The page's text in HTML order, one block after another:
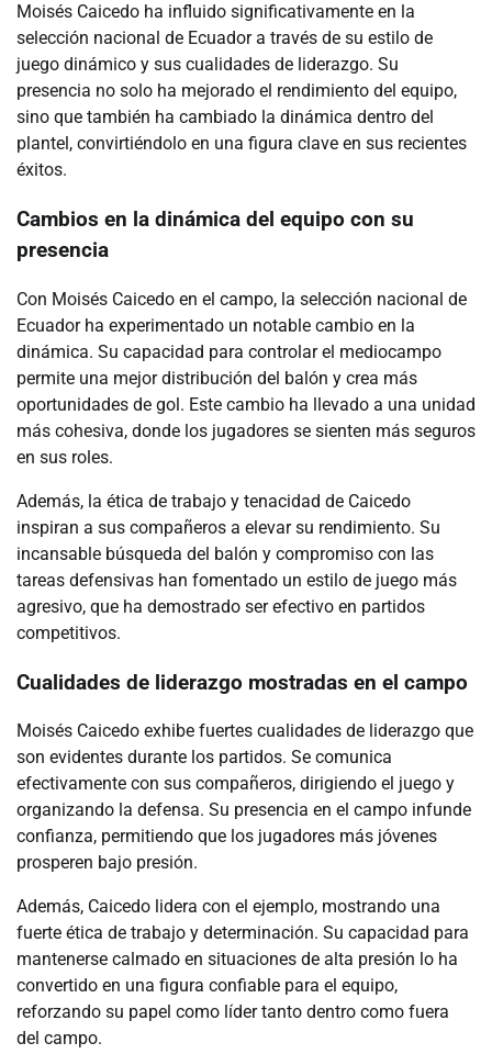
Moisés Caicedo ha influido significativamente en la
selección nacional de Ecuador a través de su estilo de
juego dinámico y sus cualidades de liderazgo. Su
presencia no solo ha mejorado el rendimiento del equipo,
sino que también ha cambiado la dinámica dentro del
plantel, convirtiéndolo en una figura clave en sus recientes
éxitos.
Cambios en la dinámica del equipo con su
presencia
Con Moisés Caicedo en el campo, la selección nacional de
Ecuador ha experimentado un notable cambio en la
dinámica. Su capacidad para controlar el mediocampo
permite una mejor distribución del balón y crea más
oportunidades de gol. Este cambio ha llevado a una unidad
más cohesiva, donde los jugadores se sienten más seguros
en sus roles.
Además, la ética de trabajo y tenacidad de Caicedo
inspiran a sus compañeros a elevar su rendimiento. Su
incansable búsqueda del balón y compromiso con las
tareas defensivas han fomentado un estilo de juego más
agresivo, que ha demostrado ser efectivo en partidos
competitivos.
Cualidades de liderazgo mostradas en el campo
Moisés Caicedo exhibe fuertes cualidades de liderazgo que
son evidentes durante los partidos. Se comunica
efectivamente con sus compañeros, dirigiendo el juego y
organizando la defensa. Su presencia en el campo infunde
confianza, permitiendo que los jugadores más jóvenes
prosperen bajo presión.
Además, Caicedo lidera con el ejemplo, mostrando una
fuerte ética de trabajo y determinación. Su capacidad para
mantenerse calmado en situaciones de alta presión lo ha
convertido en una figura confiable para el equipo,
reforzando su papel como líder tanto dentro como fuera
del campo.